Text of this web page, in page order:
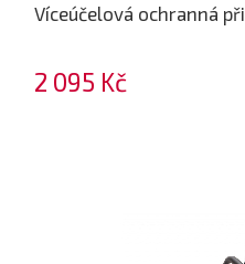
Víceúčelová ochranná
2 095 Kč